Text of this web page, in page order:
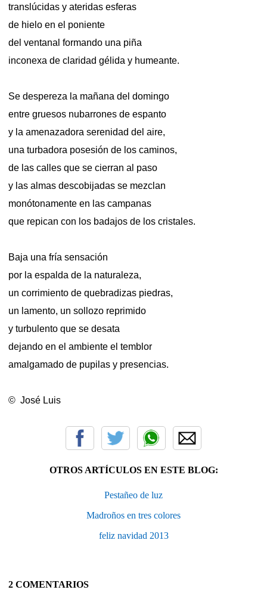
translúcidas y ateridas esferas
de hielo en el poniente
del ventanal formando una piña
inconexa de claridad gélida y humeante.
Se despereza la mañana del domingo
entre gruesos nubarrones de espanto
y la amenazadora serenidad del aire,
una turbadora posesión de los caminos,
de las calles que se cierran al paso
y las almas descobijadas se mezclan
monótonamente en las campanas
que repican con los badajos de los cristales.
Baja una fría sensación
por la espalda de la naturaleza,
un corrimiento de quebradizas piedras,
un lamento, un sollozo reprimido
y turbulento que se desata
dejando en el ambiente el temblor
amalgamado de pupilas y presencias.
© José Luis
OTROS ARTÍCULOS EN ESTE BLOG:
Pestañeo de luz
Madroños en tres colores
feliz navidad 2013
2 COMENTARIOS